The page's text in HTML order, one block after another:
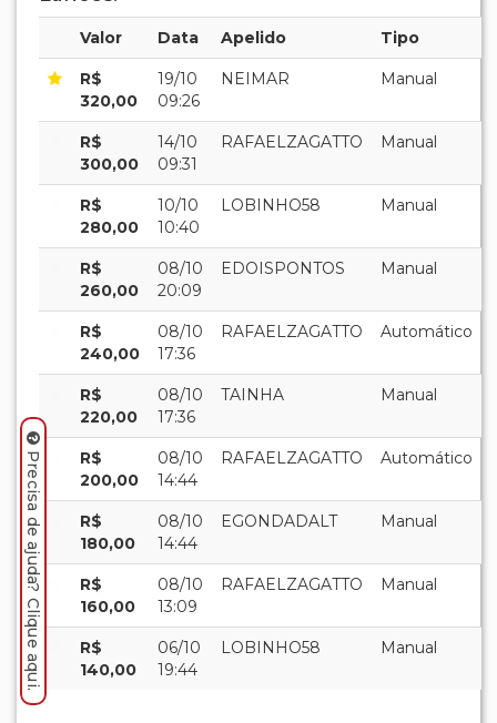
Valor Data Apelido Tipo
R$
320,00
19/10
09:26
NEIMAR Manual
R$
300,00
14/10
09:31
RAFAELZAGATTO Manual
R$
280,00
10/10
10:40
LOBINHO58 Manual
R$
260,00
08/10
20:09
EDOISPONTOS Manual
R$
240,00
08/10
17:36
RAFAELZAGATTO Automático
R$
220,00
08/10
17:36
TAINHA Manual
R$
200,00
08/10
14:44
RAFAELZAGATTO Automático
R$
180,00
08/10
14:44
EGONDADALT Manual
R$
160,00
08/10
13:09
RAFAELZAGATTO Manual
R$
140,00
06/10
19:44
LOBINHO58 Manual
Precisa de ajuda? Clique aqui.